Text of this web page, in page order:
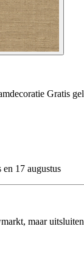
Gratis
en 17 augustus
maar